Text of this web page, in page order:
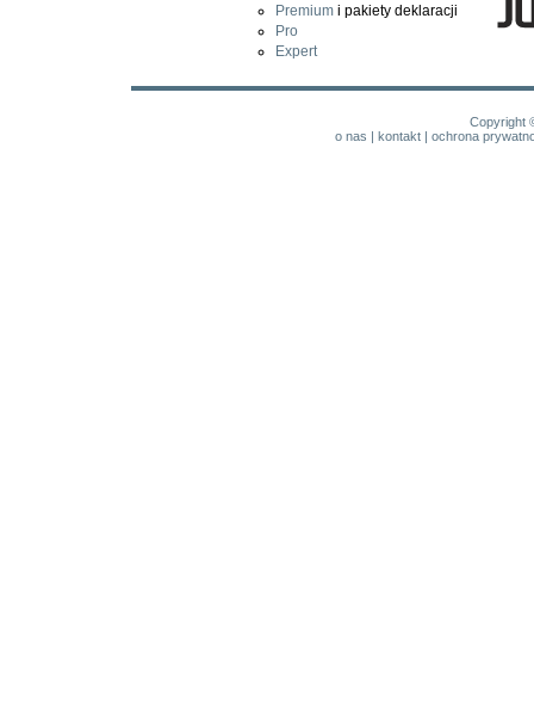
Premium i pakiety deklaracji
Pro
Expert
Copyright
o nas | kontakt| ochrona